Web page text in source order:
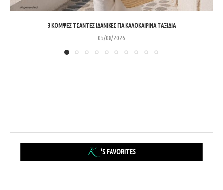
3 ΚΟΜΨΈΣ ΤΣΆΝΤΕΣ ΙΔΑΝΙΚΈΣ ΓΙΑ ΚΑΛΟΚΑΙΡΙΝΆ ΤΑΞΊΔΙΑ
05/08/2026
'S FAVORITES